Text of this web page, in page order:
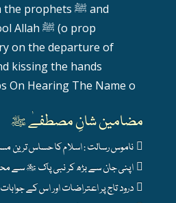
Attaining help from the prophets ﷺ and
Calling out, Ya Rasool Allah ﷺ (o prop
on the departure of
kissing the hands
On Hearing The Name o
مضامین شانِ مصطفےٰ ﷺ